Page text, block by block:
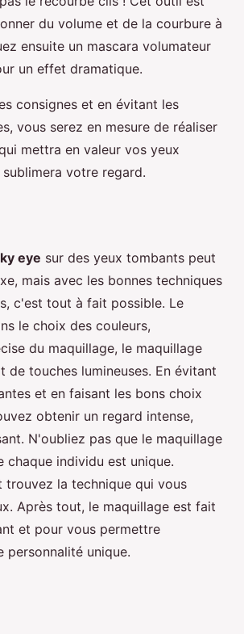
du volume et de la courbure à
ensuite un mascara volumateur
un effet dramatique.
consignes et en évitant les
vous serez en mesure de réaliser
mettra en valeur vos yeux
votre regard.
eye sur des yeux tombants peut
mais avec les bonnes techniques
c'est tout à fait possible. Le
le choix des couleurs,
du maquillage, le maquillage
de touches lumineuses. En évitant
et en faisant les bons choix
obtenir un regard intense,
N'oubliez pas que le maquillage
chaque individu est unique.
trouvez la technique qui vous
Après tout, le maquillage est fait
et pour vous permettre
personnalité unique.